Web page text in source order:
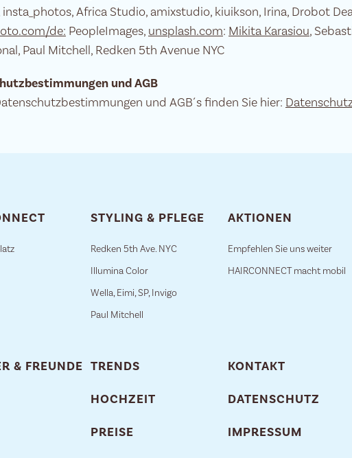
insta_photos, Africa Studio, amixstudio, kiuikson, Irina, Drobot
de: PeopleImages, unsplash.com: Mikita Karasiou,
Paul Mitchell, Redken 5th Avenue NYC
und AGB
und AGB´s finden Sie hier:
STYLING & PFLEGE
Redken 5th Ave. NYC
Illumina Color
Wella, Eimi, SP, Invigo
Paul Mitchell
AKTIONEN
Empfehlen Sie uns weiter
HAIRCONNECT macht mobil
& FREUNDE TRENDS
HOCHZEIT
PREISE
KONTAKT
DATENSCHUTZ
IMPRESSUM